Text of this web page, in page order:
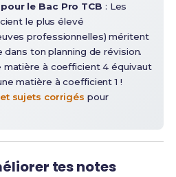
le Bac Pro TCB : Les
le plus élevé
professionnelles) méritent
ton planning de révision.
matière à coefficient 4 équivaut
matière à coefficient 1 !
sujets corrigés pour
tes notes